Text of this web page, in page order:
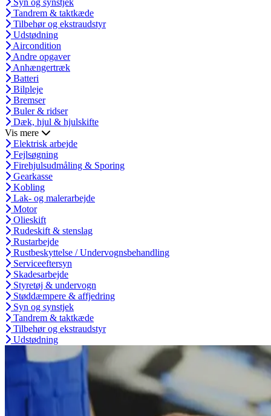
Syn og synstjek
Tandrem & taktkæde
Tilbehør og ekstraudstyr
Udstødning
Aircondition
Andre opgaver
Anhængertræk
Batteri
Bilpleje
Bremser
Buler & ridser
Dæk, hjul & hjulskifte
Vis mere
Elektrisk arbejde
Fejlsøgning
Firehjulsudmåling & Sporing
Gearkasse
Kobling
Lak- og malerarbejde
Motor
Olieskift
Rudeskift & stenslag
Rustarbejde
Rustbeskyttelse / Undervognsbehandling
Serviceeftersyn
Skadesarbejde
Styretøj & undervogn
Støddæmpere & affjedring
Syn og synstjek
Tandrem & taktkæde
Tilbehør og ekstraudstyr
Udstødning